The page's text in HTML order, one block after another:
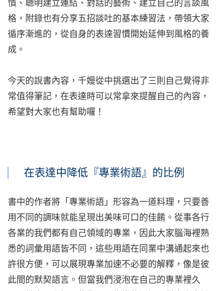
慣、聰明建立連結、對話的藝術、建立自己的言談風
格 ，附錄也有分享五招談吐的基本練習法，帶領大家
循序漸進的，從自身的表達習慣開始延伸到風格的養
成。
今天的說書內容，千嫚從中挑選出了三則自己覺得非
常值得筆記，在表達時可以常拿來提醒自己的內容，
希望對大家也有幫助囉！
在表達中降低『專業術語』的比例
書中的作者將「專業術語」形容為一道料理，只要善
用不同的調味就能呈現出美味可口的佳餚。從事各行
各業的我們都有自己領域的專業，因此大家腦海裡熟
悉的詞彙用語皆不同，這些用語在同業中溝通起來也
許很方便，可以展現專業加速不必要的解釋，像是彼
此間的默契語言。 但當我們浸泡在自己的專業裡久